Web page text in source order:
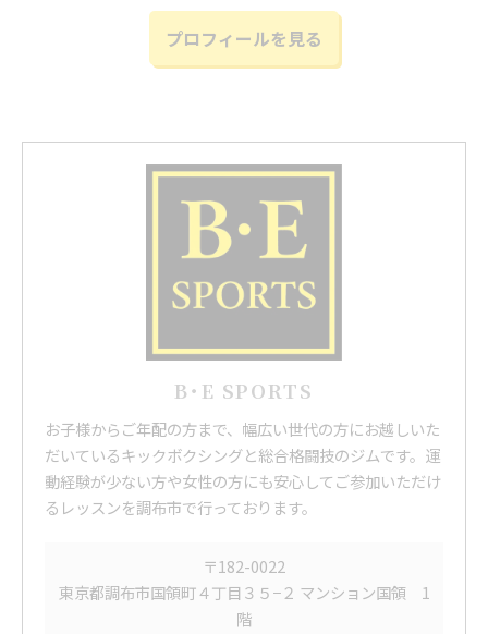
プロフィールを見る
B･E SPORTS
お子様からご年配の方まで、幅広い世代の方にお越しいた
だいているキックボクシングと総合格闘技のジムです。運
動経験が少ない方や女性の方にも安心してご参加いただけ
るレッスンを調布市で行っております。
〒182-0022
東京都調布市国領町４丁目３５−２ マンション国領 1
階